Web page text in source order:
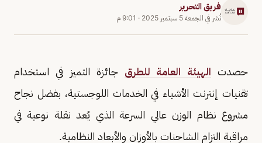
فريق التحرير
نُشر في الجمعة 5 سبتمبر 2025 · 9:01 م
حصدت الهيئة العامة للطرق جائزة التميز في استخدام
تقنيات إنترنت الأشياء في الخدمات اللوجستية، بفضل نجاح
مشروع نظام الوزن عالي السرعة الذي يُعد نقلة نوعية في
مراقبة التزام الشاحنات بالأوزان والأبعاد النظامية.